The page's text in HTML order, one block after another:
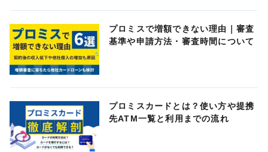
プロミスで増額できない理由｜審査
基準や申請方法・審査時間について
プロミスカードとは？使い方や提携
先ATM一覧と利用までの流れ